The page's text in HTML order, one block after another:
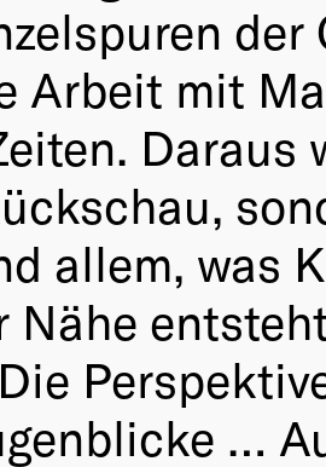
Arbeit mit
allem, was
…